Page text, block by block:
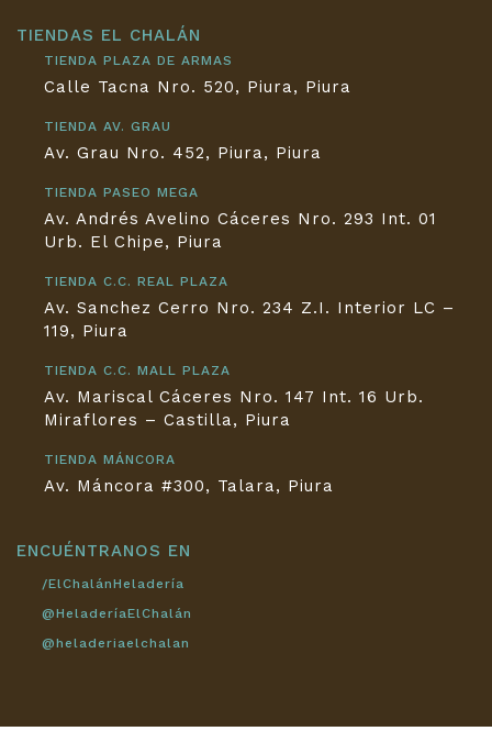
TIENDAS EL CHALÁN
TIENDA PLAZA DE ARMAS
Calle Tacna Nro. 520, Piura, Piura
TIENDA AV. GRAU
Av. Grau Nro. 452, Piura, Piura
TIENDA PASEO MEGA
Av. Andrés Avelino Cáceres Nro. 293 Int. 01
Urb. El Chipe, Piura
TIENDA C.C. REAL PLAZA
Av. Sanchez Cerro Nro. 234 Z.I. Interior LC –
119, Piura
TIENDA C.C. MALL PLAZA
Av. Mariscal Cáceres Nro. 147 Int. 16 Urb.
Miraflores – Castilla, Piura
TIENDA MÁNCORA
Av. Máncora #300, Talara, Piura
ENCUÉNTRANOS EN
/ElChalánHeladería
@HeladeríaElChalán
@heladeriaelchalan